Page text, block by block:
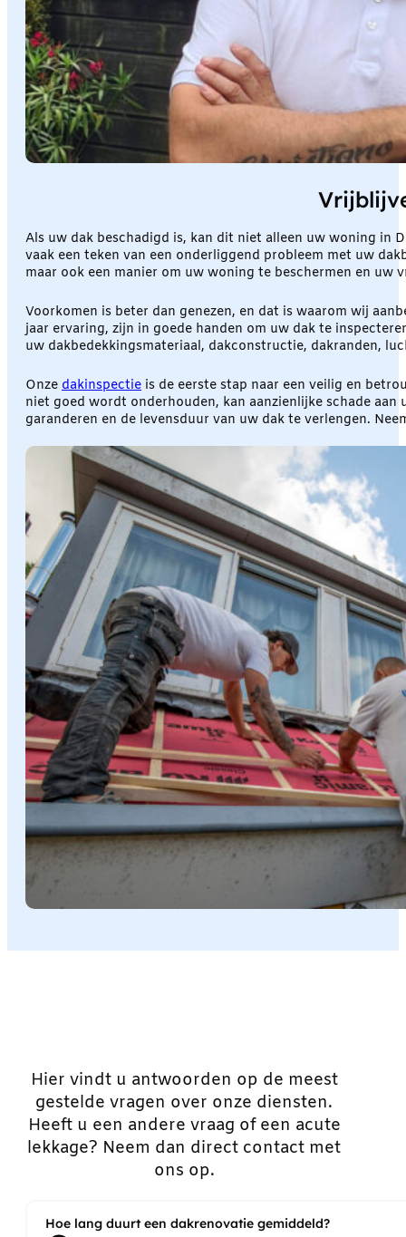
Als uw dak beschadigd is, kan dit niet alleen uw woning in
vaak een teken van een onderliggend probleem met uw
maar ook een manier om uw woning te beschermen en uw
Voorkomen is beter dan genezen, en dat is waarom wij
jaar ervaring, zijn in goede handen om uw dak te
uw dakbedekkingsmateriaal, dakconstructie, dakranden,
Onze dakinspectie is de eerste stap naar een veilig en
niet goed wordt onderhouden, kan aanzienlijke schade
garanderen en de levensduur van uw dak te verlengen.
Hier vindt u antwoorden op de meest
gestelde vragen over onze diensten.
Heeft u een andere vraag of een acute
lekkage? Neem dan direct contact met
ons op.
Hoe lang duurt een dakrenovatie gemiddeld?